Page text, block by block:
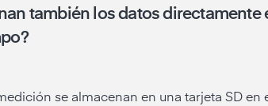
también los datos
se almacenan en una tarjeta SD